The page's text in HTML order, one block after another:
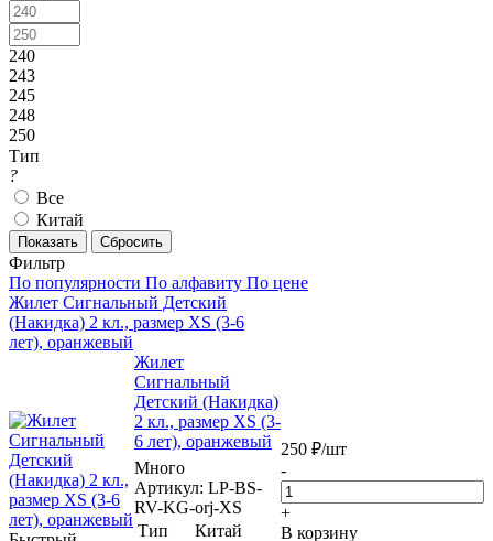
240
243
245
248
250
Тип
?
Все
Китай
Показать Сбросить
Фильтр
По популярности По алфавиту По цене
Жилет Сигнальный Детский
(Накидка) 2 кл., размер XS (3-6
лет), оранжевый
Жилет
Сигнальный
Детский (Накидка)
2 кл., размер XS (3-
6 лет), оранжевый
Много
Артикул: LP-BS-
RV-KG-orj-XS
Тип
Китай
250 ₽/шт
-
+
В корзину